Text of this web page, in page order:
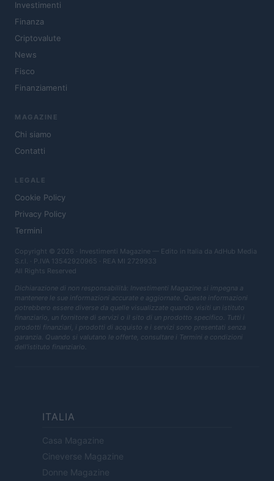
Investimenti
Finanza
Criptovalute
News
Fisco
Finanziamenti
MAGAZINE
Chi siamo
Contatti
LEGALE
Cookie Policy
Privacy Policy
Termini
Copyright © 2026 · Investimenti Magazine — Edito in Italia da AdHub Media
S.r.l. · P.IVA 13542920965 · REA MI 2729933
All Rights Reserved
Dichiarazione di non responsabilità: Investimenti Magazine si impegna a
mantenere le sue informazioni accurate e aggiornate. Queste informazioni
potrebbero essere diverse da quelle visualizzate quando visiti un istituto
finanziario, un fornitore di servizi o il sito di un prodotto specifico. Tutti i
prodotti finanziari, i prodotti di acquisto e i servizi sono presentati senza
garanzia. Quando si valutano le offerte, consultare i Termini e condizioni
dell'istituto finanziario.
ITALIA
Casa Magazine
Cineverse Magazine
Donne Magazine